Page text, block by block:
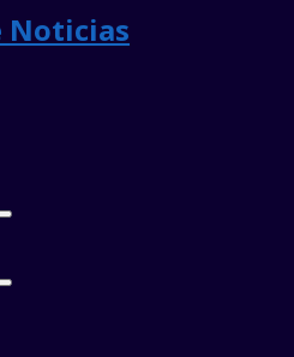
Search
Search